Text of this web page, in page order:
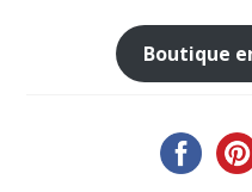
Boutique